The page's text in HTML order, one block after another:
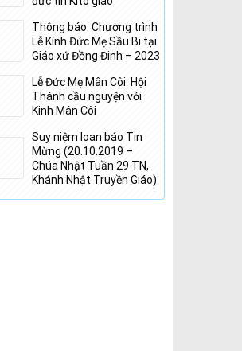
Thông báo: Chương trình
Lễ Kính Đức Mẹ Sầu Bi tại
Giáo xứ Đồng Đinh – 2023
Lễ Đức Mẹ Mân Côi: Hội
Thánh cầu nguyện với
Kinh Mân Côi
Suy niệm loan báo Tin
Mừng (20.10.2019 –
Chúa Nhật Tuần 29 TN,
Khánh Nhật Truyền Giáo)